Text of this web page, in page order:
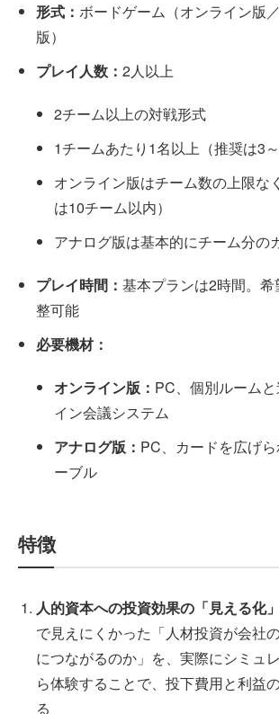
形式： ボードゲーム（オンライン版
版）
プレイ人数： 2人以上
2チーム以上の対戦形式
1チームあたり1名以上（推奨は3～
オンライン版はチーム数の上限な
は10チーム以内）
アナログ版は基本的にチーム分の
プレイ時間： 基本プランは2時間。
整可能
必要機材：
オンライン版： PC、個別ルーム
イン会議システム
アナログ版： PC、カードを広げ
ーブル
特徴
人的資本への投資効果の「見える化
で見えにくかった「人材投資が会社
につながるのか」を、実際にシミュ
ら体験することで、投下費用と利益
る